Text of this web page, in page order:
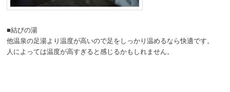
■結びの湯
他温泉の足湯より温度が高いので足をしっかり温めるなら快適です。
人によっては温度が高すぎると感じるかもしれません。